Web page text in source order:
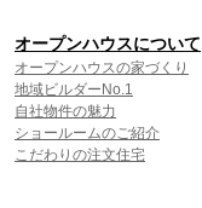
オープンハウスについて
オープンハウスの家づくり
地域ビルダーNo.1
自社物件の魅力
ショールームのご紹介
こだわりの注文住宅